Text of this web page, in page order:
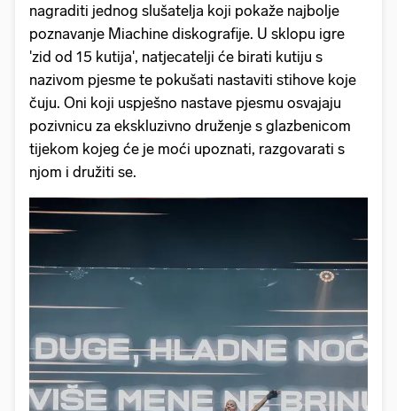
nagraditi jednog slušatelja koji pokaže najbolje
poznavanje Miachine diskografije. U sklopu igre
'zid od 15 kutija', natjecatelji će birati kutiju s
nazivom pjesme te pokušati nastaviti stihove koje
čuju. Oni koji uspješno nastave pjesmu osvajaju
pozivnicu za ekskluzivno druženje s glazbenicom
tijekom kojeg će je moći upoznati, razgovarati s
njom i družiti se.